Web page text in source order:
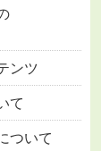
ンツ
て
ついて